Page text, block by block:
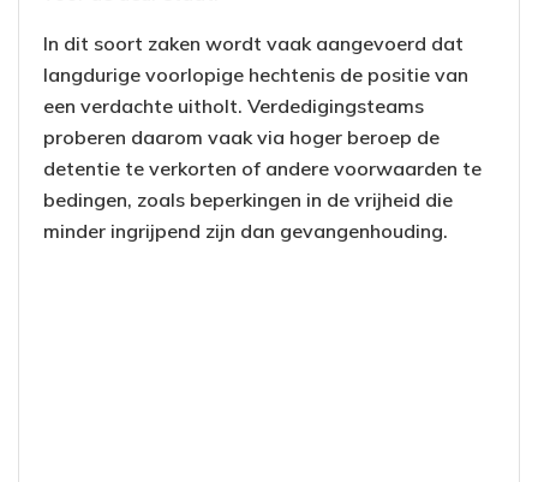
In dit soort zaken wordt vaak aangevoerd dat
langdurige voorlopige hechtenis de positie van
een verdachte uitholt. Verdedigingsteams
proberen daarom vaak via hoger beroep de
detentie te verkorten of andere voorwaarden te
bedingen, zoals beperkingen in de vrijheid die
minder ingrijpend zijn dan gevangenhouding.